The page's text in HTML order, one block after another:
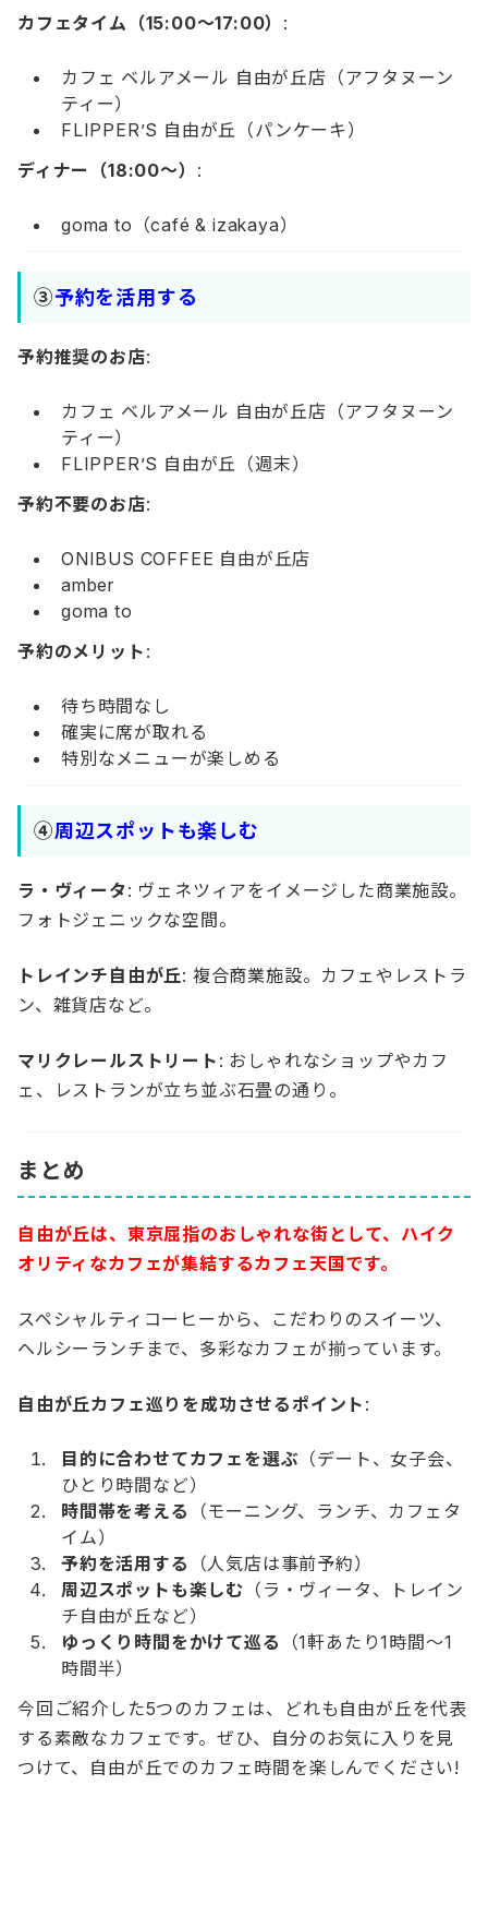
カフェタイム（15:00～17:00） :
カフェ ベルアメール 自由が丘店（アフタヌーン
ティー）
FLIPPER’S 自由が丘（パンケーキ）
ディナー（18:00～） :
goma to（café & izakaya）
③予約を活用する
予約推奨のお店:
カフェ ベルアメール 自由が丘店（アフタヌーン
ティー）
FLIPPER’S 自由が丘（週末）
予約不要のお店:
ONIBUS COFFEE 自由が丘店
amber
goma to
予約のメリット :
待ち時間なし
確実に席が取れる
特別なメニューが楽しめる
④周辺スポットも楽しむ
ラ・ヴィータ : ヴェネツィアをイメージした商業施設。
フォトジェニックな空間。
トレインチ自由が丘: 複合商業施設。カフェやレストラ
ン、雑貨店など。
マリクレールストリート : おしゃれなショップやカフ
ェ、レストランが立ち並ぶ石畳の通り。
まとめ
自由が丘は、東京屈指のおしゃれな街として、ハイク
オリティなカフェが集結するカフェ天国です。
スペシャルティコーヒーから、こだわりのスイーツ、
ヘルシーランチまで、多彩なカフェが揃っています。
自由が丘カフェ巡りを成功させるポイント :
目的に合わせてカフェを選ぶ （デート、女子会、
ひとり時間など）
時間帯を考える
（モーニング、ランチ、カフェタ
イム）
予約を活用する
（人気店は事前予約）
周辺スポットも楽しむ （ラ・ヴィータ、トレイン
チ自由が丘など）
ゆっくり時間をかけて巡る
（1軒あたり1時間～1
時間半）
今回ご紹介した5つのカフェは、どれも自由が丘を代表
する素敵なカフェです。ぜひ、自分のお気に入りを見
つけて、自由が丘でのカフェ時間を楽しんでください!